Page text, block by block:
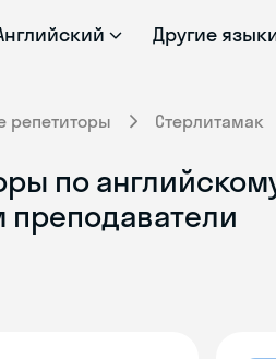
Другие
репетиторы Стерлитамак
по